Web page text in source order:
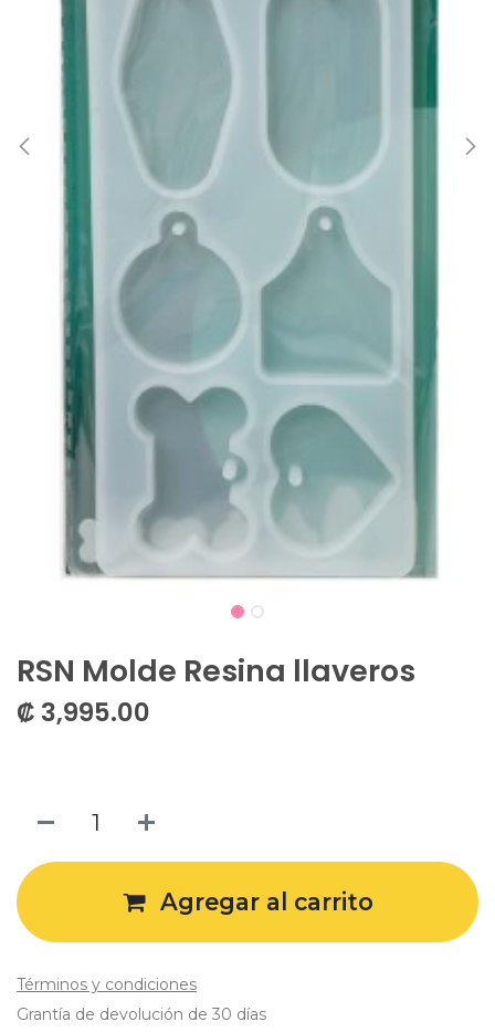
RSN Molde Resina llaveros
₡ 3,995.00
Agregar al carrito
Términos y condiciones
Grantía de devolución de 30 días